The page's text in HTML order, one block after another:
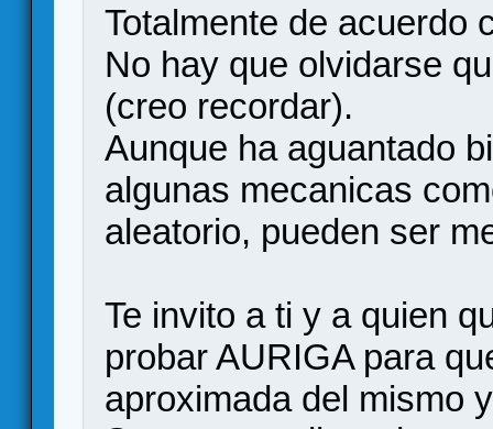
Totalmente de acuerdo
No hay que olvidarse
(creo recordar).
Aunque ha aguantado
algunas mecanicas
aleatorio, pueden ser
Te invito a ti y a quien
probar AURIGA para
aproximada del mismo